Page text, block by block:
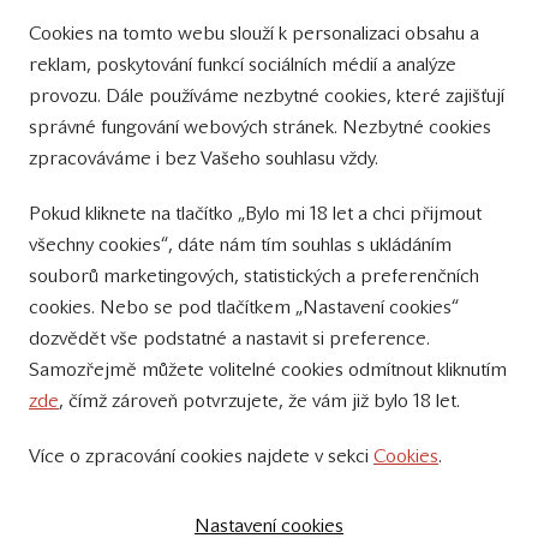
Přinášíme vám týdně
tipy na Facebooku
Sledujte nás
na Instagramu
Sledujte náš
YouTube kanál
Přihlášení k odběru novinek
Vytvořili:SuperKodéři
Cookies na tomto webu slouží k personalizaci obsahu a
reklam, poskytování funkcí sociálních médií a analýze
provozu. Dále používáme nezbytné cookies, které zajišťují
správné fungování webových stránek. Nezbytné cookies
zpracováváme i bez Vašeho souhlasu vždy.
Pokud kliknete na tlačítko „Bylo mi 18 let a chci přijmout
všechny cookies“, dáte nám tím souhlas s ukládáním
souborů marketingových, statistických a preferenčních
cookies. Nebo se pod tlačítkem „Nastavení cookies“
dozvědět vše podstatné a nastavit si preference.
Samozřejmě můžete volitelné cookies odmítnout kliknutím
zde, čímž zároveň potvrzujete, že vám již bylo 18 let.
Více o zpracování cookies najdete v sekci Cookies.
Nastavení cookies